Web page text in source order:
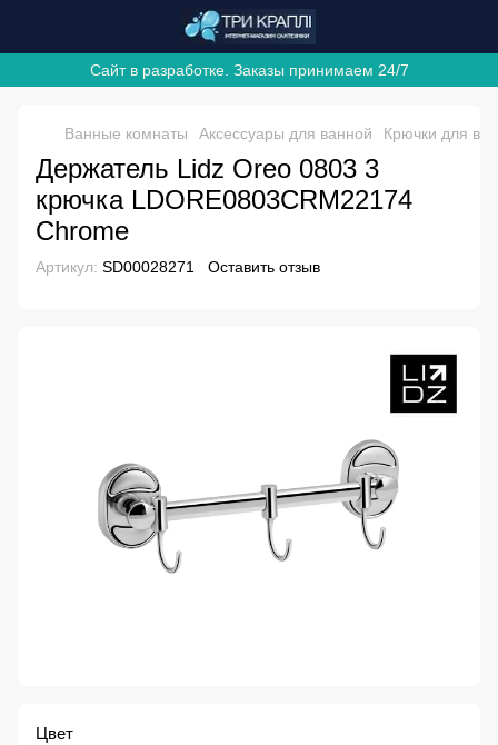
Сайт в разработке. Заказы принимаем 24/7
Ванные комнаты Аксессуары для ванной Крючки для
Держатель Lidz Oreo 0803 3
крючка LDORE0803CRM22174
Chrome
Артикул: SD00028271 Оставить отзыв
Цвет